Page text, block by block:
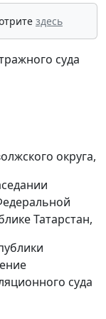
здесь
суда
округа,
Татарстан,
суда